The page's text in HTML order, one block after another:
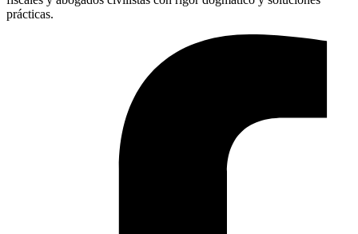
prácticas.